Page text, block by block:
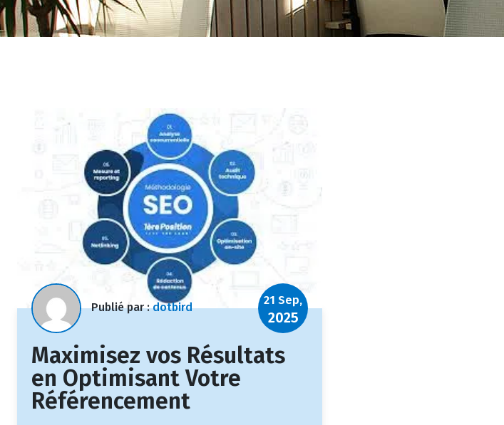
Publié par :dotbird
21 Sep,
2025
Maximisez vos Résultats
en Optimisant Votre
Référencement